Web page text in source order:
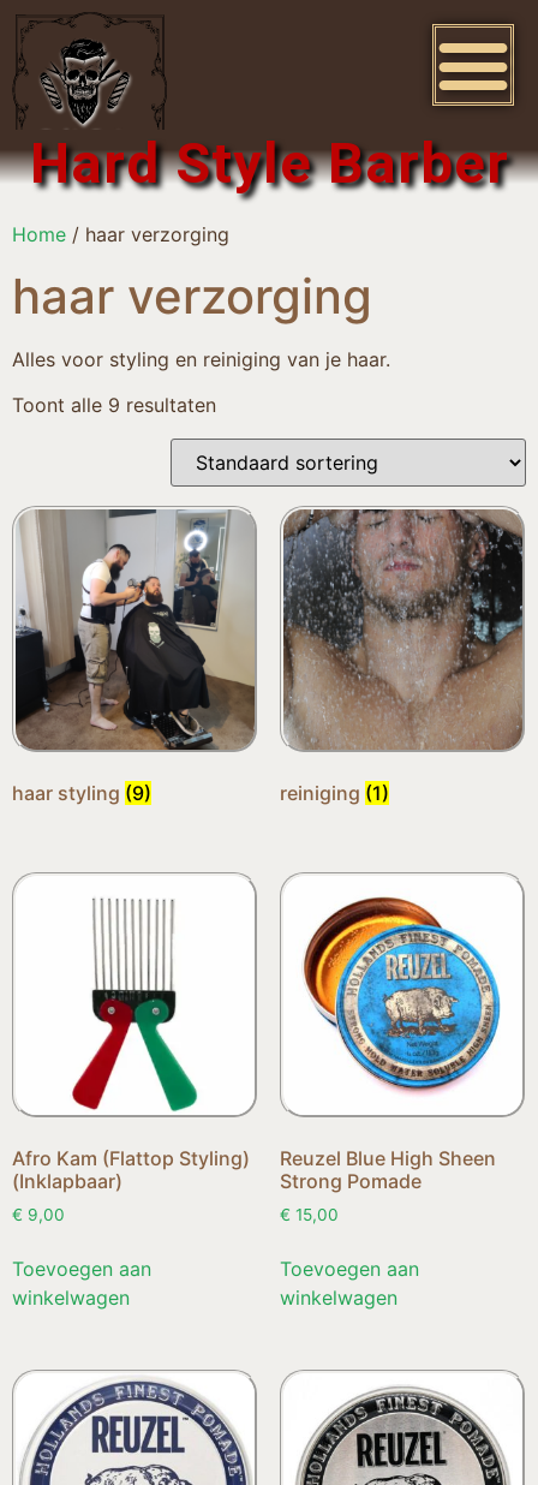
Hard Style Barber
Home / haar verzorging
haar verzorging
Alles voor styling en reiniging van je haar.
Toont alle 9 resultaten
haar styling (9) reiniging (1)
Afro Kam (Flattop Styling)
(Inklapbaar)
€ 9,00
Toevoegen aan
winkelwagen
Reuzel Blue High Sheen
Strong Pomade
€ 15,00
Toevoegen aan
winkelwagen